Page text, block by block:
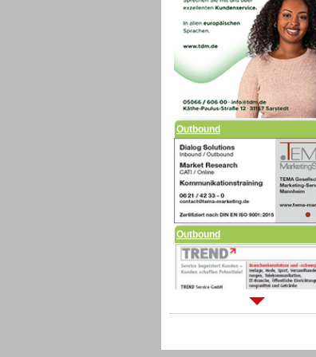
Outbound
Sprachdialogsysteme u. Ki/